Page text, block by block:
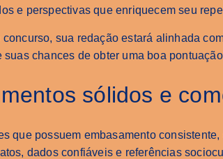
e perspectivas que enriquecem seu
sua redação estará alinhada
chances de obter uma boa
sólidos e
que possuem embasamento
dados confiáveis e referências